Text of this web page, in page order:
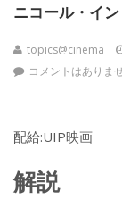
ニコール・イ
topics@cinema
コメントはありま
配給:UIP映画
解説